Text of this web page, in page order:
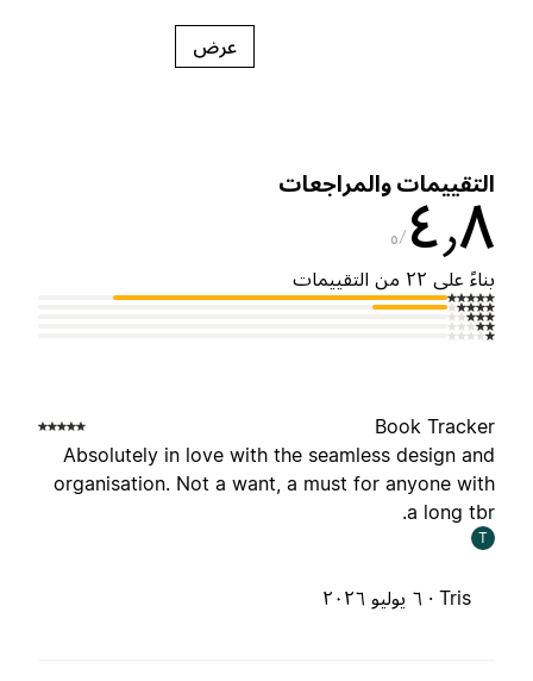
عرض
والمراجعات
٥
على ٢٢ من التقييمات
Book
Absolutely in love with the seamless design
organisation. Not a want, a must for anyone
a long
٦ يوليو ٢٠٢٦